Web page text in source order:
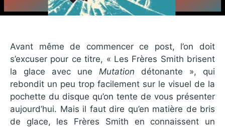
Avant même de commencer ce post, l’on doit
s’excuser pour ce titre, « Les Frères Smith brisent
la glace avec une Mutation détonante », qui
rebondit un peu trop facilement sur le visuel de la
pochette du disque qu’on tente de vous présenter
aujourd’hui. Mais il faut dire qu’en matière de bris
de glace, les Frères Smith en connaissent un